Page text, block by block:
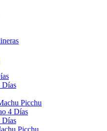
Días
Picchu
4 Días
Días
Picchu